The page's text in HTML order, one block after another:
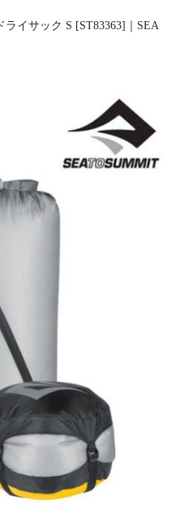
イサック S [ST83363]｜SEA